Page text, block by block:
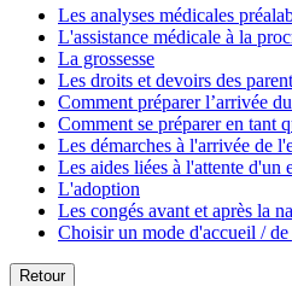
Les analyses médicales
L'assistance médicale à la
La grossesse
Les droits et devoirs des
Comment préparer l’arrivée
Comment se préparer en tant
Les démarches à l'arrivée de
Les aides liées à l'attente d'un
L'adoption
Les congés avant et après la
Choisir un mode d'accueil / de
Retour